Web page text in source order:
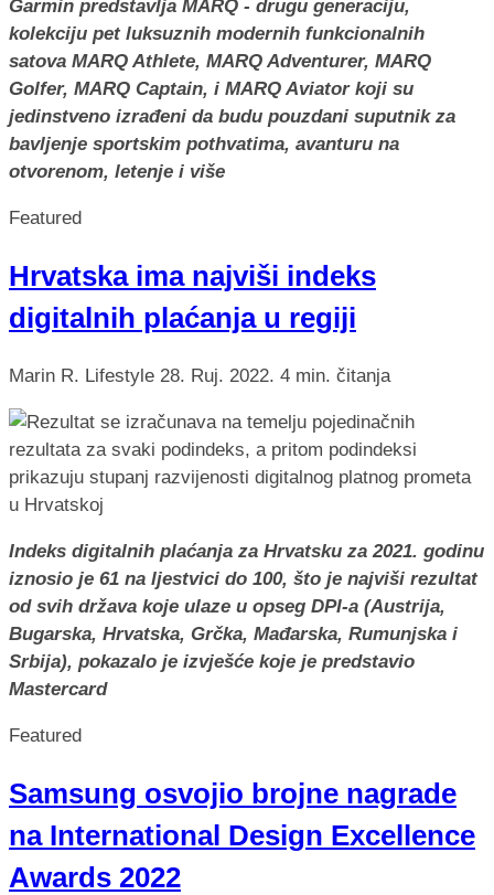
Garmin predstavlja MARQ - drugu generaciju,
kolekciju pet luksuznih modernih funkcionalnih
satova MARQ Athlete, MARQ Adventurer, MARQ
Golfer, MARQ Captain, i MARQ Aviator koji su
jedinstveno izrađeni da budu pouzdani suputnik za
bavljenje sportskim pothvatima, avanturu na
otvorenom, letenje i više
Featured
Hrvatska ima najviši indeks
digitalnih plaćanja u regiji
Marin R. Lifestyle 28. Ruj. 2022. 4 min. čitanja
Indeks digitalnih plaćanja za Hrvatsku za 2021. godinu
iznosio je 61 na ljestvici do 100, što je najviši rezultat
od svih država koje ulaze u opseg DPI-a (Austrija,
Bugarska, Hrvatska, Grčka, Mađarska, Rumunjska i
Srbija), pokazalo je izvješće koje je predstavio
Mastercard
Featured
Samsung osvojio brojne nagrade
na International Design Excellence
Awards 2022